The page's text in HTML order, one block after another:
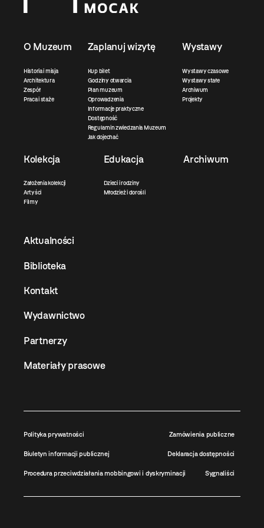
O Muzeum
Historia i misja
Architektura
Zespół
Praca i staże
Zaplanuj wizytę
Kup bilet
Godziny otwarcia
Plan muzeum
Oprowadzenia
Informacje praktyczne
Dostępność
Regulamin zwiedzania Muzeum
Jak dojechać
Wystawy
Wystawy czasowe
Wystawy stałe
Archiwum
Projekty
Kolekcja
Założenia kolekcji
Artyści
Filmy
Edukacja
Dzieci i rodziny
Młodzież i dorośli
Archiwum
Aktualności
Biblioteka
Kontakt
Wydawnictwo
Partnerzy
Materiały prasowe
Polityka prywatności Zamówienia publiczne
Biuletyn informacji publicznej Deklaracja dostępności
Procedura przeciwdziałania mobbingowi i dyskryminacji Sygnaliści